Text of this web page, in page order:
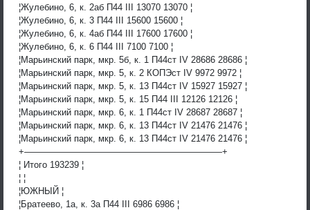
¦Жулебино, 6, к. 2аб П44 III 13070 13070 ¦
¦Жулебино, 6, к. 3 П44 III 15600 15600 ¦
¦Жулебино, 6, к. 4аб П44 III 17600 17600 ¦
¦Жулебино, 6, к. 6 П44 III 7100 7100 ¦
¦Марьинский парк, мкр. 5б, к. 1 П44ст IV 28686 28686 ¦
¦Марьинский парк, мкр. 5, к. 2 КОПЭст IV 9972 9972 ¦
¦Марьинский парк, мкр. 5, к. 13 П44ст IV 15927 15927 ¦
¦Марьинский парк, мкр. 5, к. 15 П44 III 12126 12126 ¦
¦Марьинский парк, мкр. 6, к. 1 П44ст IV 28687 28687 ¦
¦Марьинский парк, мкр. 6, к. 13 П44ст IV 21476 21476 ¦
¦Марьинский парк, мкр. 6, к. 13 П44ст IV 21476 21476 ¦
+——————————————————————+
¦ Итого 193239 ¦
¦ ¦
¦ЮЖНЫЙ ¦
¦Братеево, 1а, к. 3а П44 III 6986 6986 ¦